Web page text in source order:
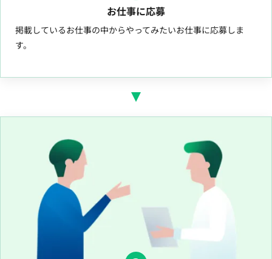
お仕事に応募
掲載しているお仕事の中からやってみたいお仕事に応募しま
す。